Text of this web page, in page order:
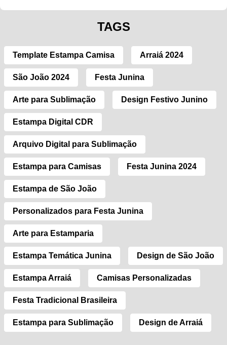
TAGS
Template Estampa Camisa Arraiá 2024
São João 2024 Festa Junina
Arte para Sublimação Design Festivo Junino
Estampa Digital CDR
Arquivo Digital para Sublimação
Estampa para Camisas Festa Junina 2024
Estampa de São João
Personalizados para Festa Junina
Arte para Estamparia
Estampa Temática Junina Design de São João
Estampa Arraiá Camisas Personalizadas
Festa Tradicional Brasileira
Estampa para Sublimação Design de Arraiá